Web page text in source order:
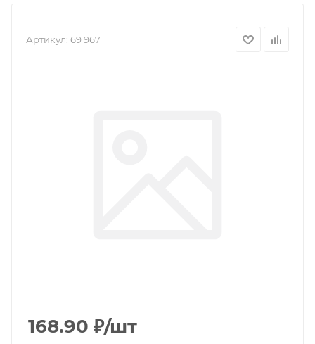
Артикул: 69 967
168.90 ₽/шт